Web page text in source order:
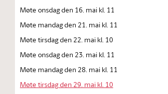
Møte onsdag den 16. mai kl. 11
Møte mandag den 21. mai kl. 11
Møte tirsdag den 22. mai kl. 10
Møte onsdag den 23. mai kl. 11
Møte mandag den 28. mai kl. 11
Møte tirsdag den 29. mai kl. 10